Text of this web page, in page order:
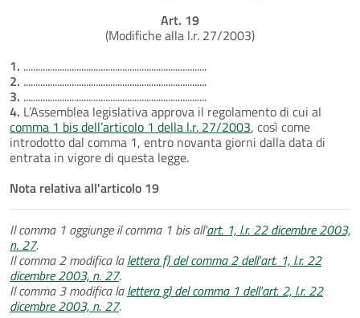
Art. 19
(Modifiche alla l.r. 27/2003)
1. ............................................................................
2. ............................................................................
3. ............................................................................
4. L’Assemblea legislativa approva il regolamento di cui al
comma 1 bis dell’articolo 1 della l.r. 27/2003, così come
introdotto dal comma 1, entro novanta giorni dalla data di
entrata in vigore di questa legge.
Nota relativa all'articolo 19
Il comma 1 aggiunge il comma 1 bis all'art. 1, l.r. 22 dicembre 2003,
n. 27.
Il comma 2 modifica lalettera f) del comma 2 dell'art. 1, l.r. 22
dicembre 2003, n. 27.
Il comma 3 modifica lalettera g) del comma 1 dell'art. 2, l.r. 22
dicembre 2003, n. 27.